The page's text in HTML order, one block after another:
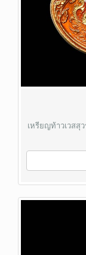
เหรียญท้าวเวสสุ